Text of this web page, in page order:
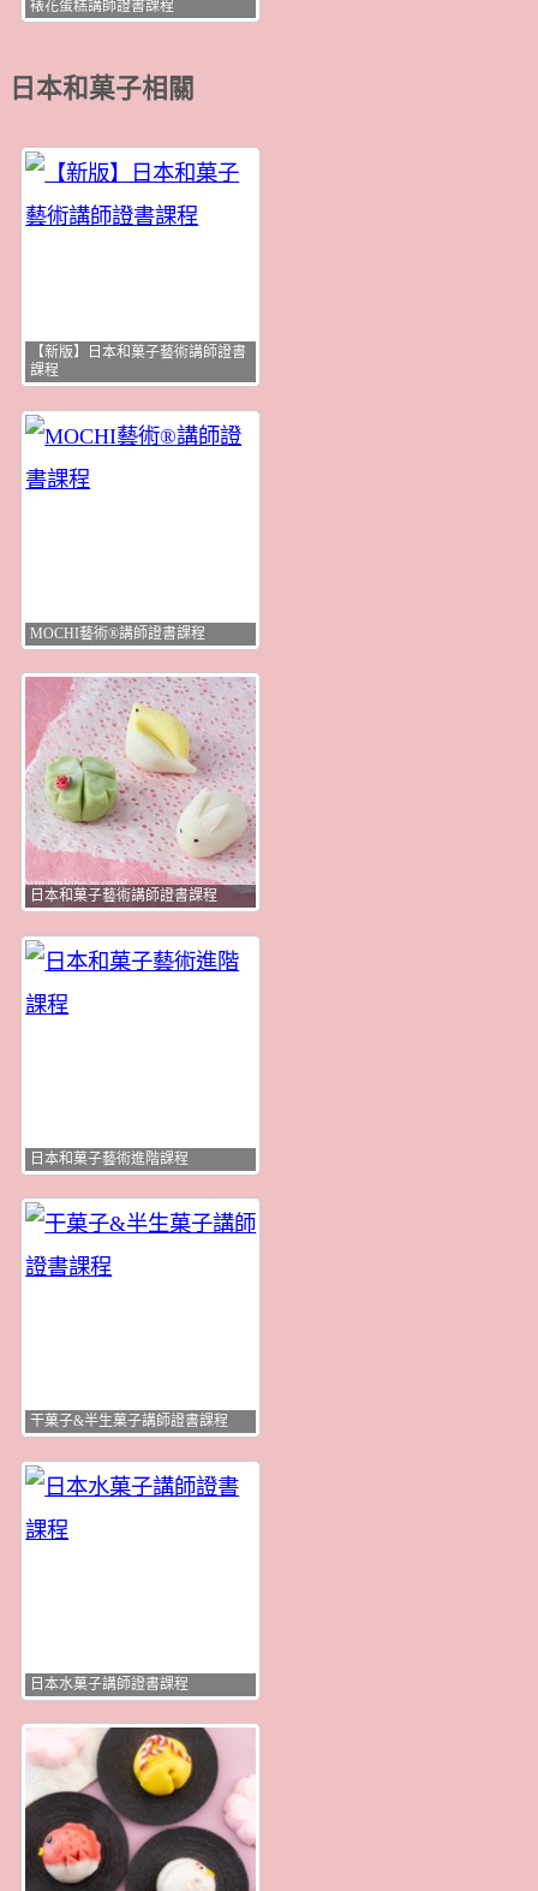
裱花蛋糕講師證書課程
日本和菓子相關
【新版】日本和菓子藝術講師證書
課程
MOCHI藝術®講師證書課程
日本和菓子藝術講師證書課程
日本和菓子藝術進階課程
干菓子&半生菓子講師證書課程
日本水菓子講師證書課程